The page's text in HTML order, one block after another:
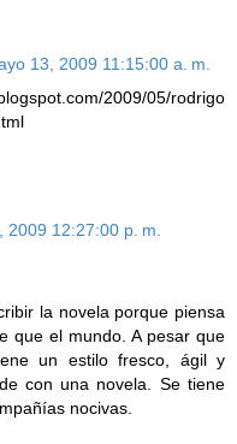
13, 2009 11:15:00 a. m.
2009/05/rodrigo
12:27:00 p. m.
la novela porque piensa
que el mundo. A pesar que
un estilo fresco, ágil y
con una novela. Se tiene
nocivas.